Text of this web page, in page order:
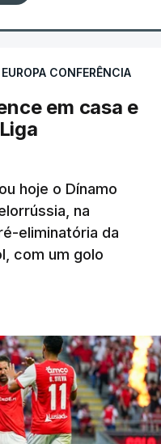
CONFERÊNCIA
em casa e
hoje o Dínamo
na
eliminatória da
com um golo